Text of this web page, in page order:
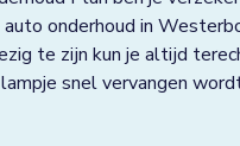
onderhoud in
te zijn kun je altijd
snel vervangen